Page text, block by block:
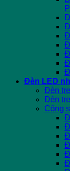
Đèn LED
Đèn
Đèn
Công